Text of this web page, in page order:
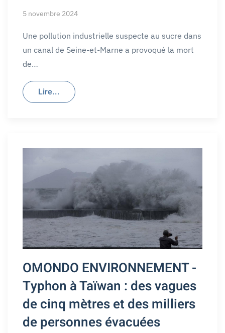
5 novembre 2024
Une pollution industrielle suspecte au sucre dans
un canal de Seine-et-Marne a provoqué la mort
de…
Lire...
OMONDO ENVIRONNEMENT -
Typhon à Taïwan : des vagues
de cinq mètres et des milliers
de personnes évacuées